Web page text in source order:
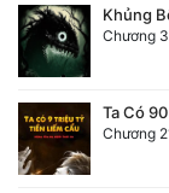
Truyện Nam
Truyện Nữ
Vô Địch Lưu
Xây Dựng Thế Lực
Khủng
Chương
Ta Có
Chương